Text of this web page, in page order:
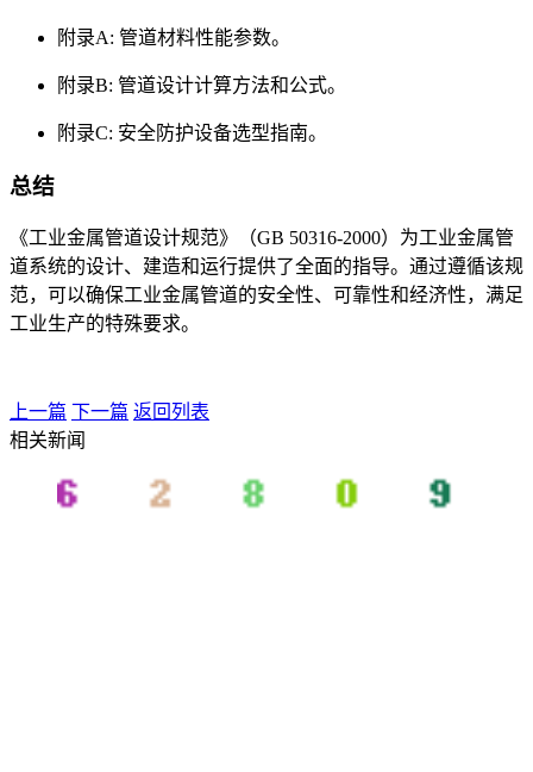
附录A: 管道材料性能参数。
附录B: 管道设计计算方法和公式。
附录C: 安全防护设备选型指南。
总结
《工业金属管道设计规范》（GB 50316-2000）为工业金属管
道系统的设计、建造和运行提供了全面的指导。通过遵循该规
范，可以确保工业金属管道的安全性、可靠性和经济性，满足
工业生产的特殊要求。
上一篇 下一篇 返回列表
相关新闻